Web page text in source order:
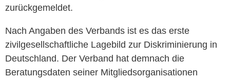
zurückgemeldet.
Nach Angaben des Verbands ist es das erste
zivilgesellschaftliche Lagebild zur Diskriminierung in
Deutschland. Der Verband hat demnach die
Beratungsdaten seiner Mitgliedsorganisationen